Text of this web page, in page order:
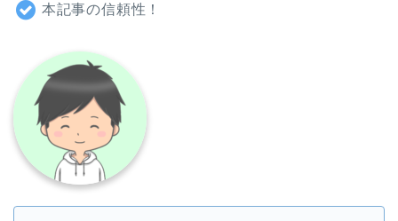
本記事の信頼性！